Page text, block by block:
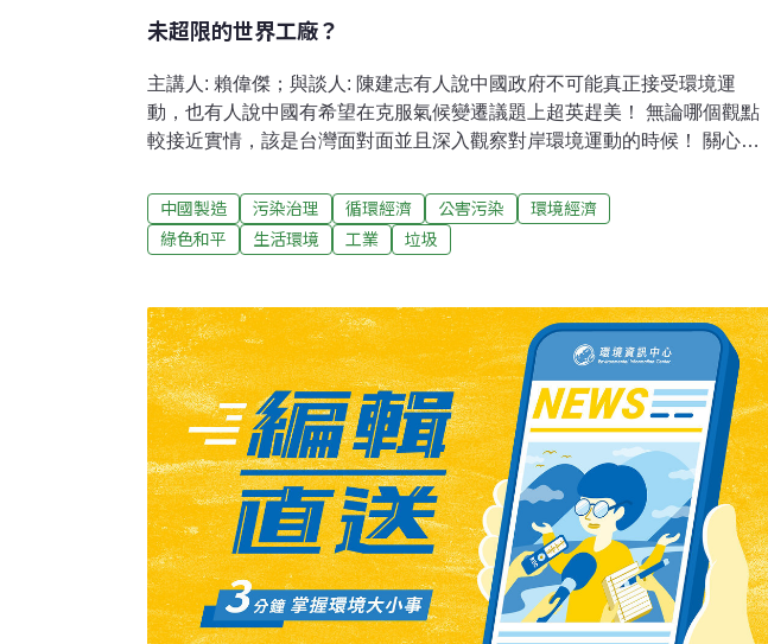
未超限的世界工廠？
主講人: 賴偉傑；與談人: 陳建志有人說中國政府不可能真正接受環境運
動，也有人說中國有希望在克服氣候變遷議題上超英趕美！ 無論哪個觀點
較接近實情，該是台灣面對面並且深入觀察對岸環境運動的時候！ 關心環
產品受汙染風險也升高，不管那是誰的祖國，世界公民能不關心?延伸上個
月「綠色和平中國」項目總監盧思騁的座談，他強調如果台灣環境NGO未
能盡力監督將環境成本外嫁中國的台資企業，豈不也陷入「環境問題鄰避
偉傑(前綠色公民行動聯盟理事長)與剛拜訪完中國垃圾與焚化爐議題組織的
陳建志一起分享他們的深度觀察心得!!歡迎所有舊雨新知的參與!!主辦: 綠色
公民行動聯盟時間: 10月21日(星期三) 晚上7:30-9:30地點: 波黑米亞食堂 地
址：北市溫州街48巷2
中國製造 污染治理 循環經濟 公害污染
環境經濟
綠色和平
生活環境 工業 垃圾